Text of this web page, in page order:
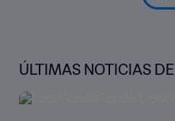
ÚLTIMAS NOTICIAS